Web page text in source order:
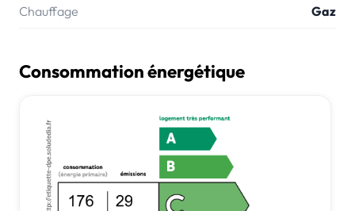
Chauffage Gaz
Consommation énergétique